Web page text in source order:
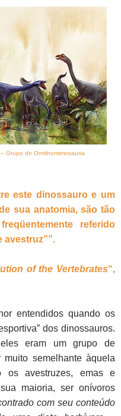
Grupo de Ornithomimosauria
este dinossauro e um
sua anatomia, são tão
referido
avestruz””.
of the Vertebrates“,
entendidos quando os
dos dinossauros.
eram um grupo de
semelhante àquela
os avestruzes, emas e
maioria, ser onívoros
com seu conteúdo